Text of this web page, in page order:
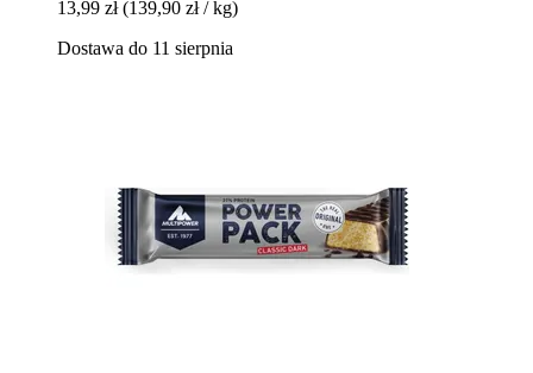
13,99 zł (139,90 zł / kg)
Dostawa do 11 sierpnia